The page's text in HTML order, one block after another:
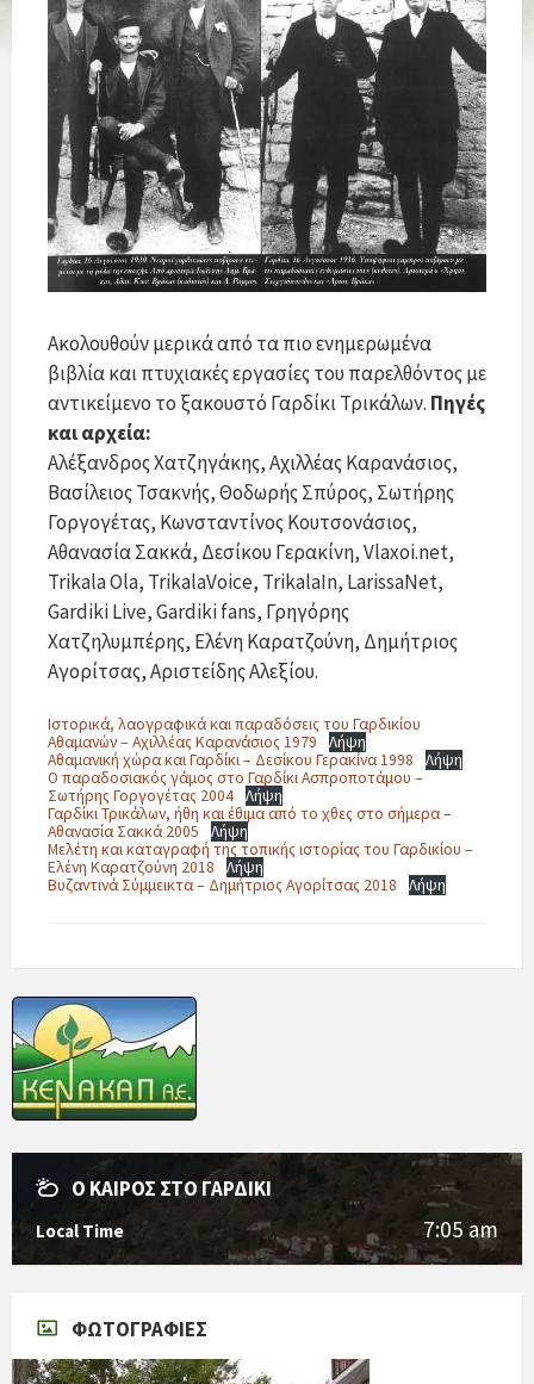
Ακολουθούν μερικά από τα πιο ενημερωμένα
βιβλία και πτυχιακές εργασίες του παρελθόντος με
αντικείμενο το ξακουστό Γαρδίκι Τρικάλων. Πηγές
και αρχεία:
Αλέξανδρος Χατζηγάκης, Αχιλλέας Καρανάσιος,
Βασίλειος Τσακνής, Θοδωρής Σπύρος, Σωτήρης
Γοργογέτας, Κωνσταντίνος Κουτσονάσιος,
Αθανασία Σακκά, Δεσίκου Γερακίνη, Vlaxoi.net,
Trikala Ola, TrikalaVoice, TrikalaIn, LarissaNet,
Gardiki Live, Gardiki fans, Γρηγόρης
Χατζηλυμπέρης, Ελένη Καρατζούνη, Δημήτριος
Αγορίτσας, Αριστείδης Αλεξίου.
Ιστορικά, λαογραφικά και παραδόσεις του Γαρδικίου
Αθαμανών – Αχιλλέας Καρανάσιος 1979
Λήψη
Αθαμανική χώρα και Γαρδίκι – Δεσίκου Γερακίνα 1998
Λήψη
Ο παραδοσιακός γάμος στο Γαρδίκι Ασπροποτάμου –
Σωτήρης Γοργογέτας 2004 Λήψη
Γαρδίκι Τρικάλων, ήθη και έθιμα από το χθες στο σήμερα –
Αθανασία Σακκά 2005
Λήψη
Μελέτη και καταγραφή της τοπικής ιστορίας του Γαρδικίου –
Ελένη Καρατζούνη 2018
Λήψη
Βυζαντινά Σύμμεικτα – Δημήτριος Αγορίτσας 2018
Λήψη
Ο ΚΑΙΡΌΣ ΣΤΟ ΓΑΡΔΊΚΙ
Local Time 7:05 am
ΦΩΤΟΓΡΑΦΊΕΣ